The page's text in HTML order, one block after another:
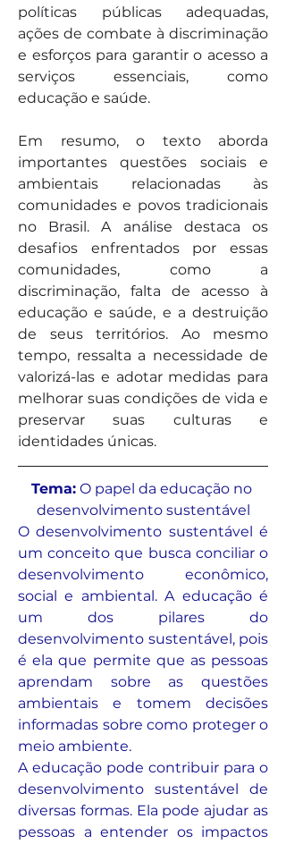
políticas públicas adequadas,
ações de combate à discriminação
e esforços para garantir o acesso a
serviços essenciais, como
educação e saúde.
Em resumo, o texto aborda
importantes questões sociais e
ambientais relacionadas às
comunidades e povos tradicionais
no Brasil. A análise destaca os
desafios enfrentados por essas
comunidades, como a
discriminação, falta de acesso à
educação e saúde, e a destruição
de seus territórios. Ao mesmo
tempo, ressalta a necessidade de
valorizá-las e adotar medidas para
melhorar suas condições de vida e
preservar suas culturas e
identidades únicas.
Tema: O papel da educação no
desenvolvimento sustentável
O desenvolvimento sustentável é
um conceito que busca conciliar o
desenvolvimento econômico,
social e ambiental. A educação é
um dos pilares do
desenvolvimento sustentável, pois
é ela que permite que as pessoas
aprendam sobre as questões
ambientais e tomem decisões
informadas sobre como proteger o
meio ambiente.
A educação pode contribuir para o
desenvolvimento sustentável de
diversas formas. Ela pode ajudar as
pessoas a entender os impactos